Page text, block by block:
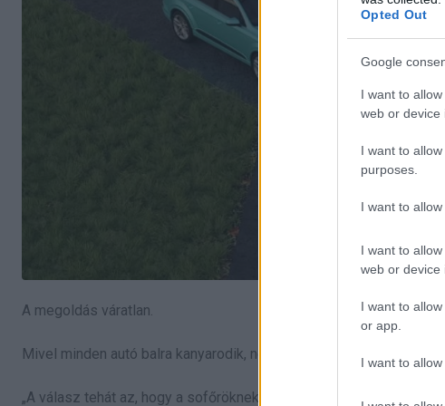
Opted Out
Google
I want to
web or device
I want to
purposes.
I want to
I want to
web or device
I want to
or app.
I want to
A megoldás váratlan.
Mivel minden autó balra kanyarodik, nem tudnak elsőbbséget
„A válasz tehát az, hogy a sofőröknek közös megegyezéssel